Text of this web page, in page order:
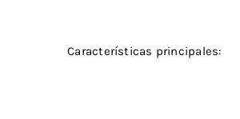
Características principales: